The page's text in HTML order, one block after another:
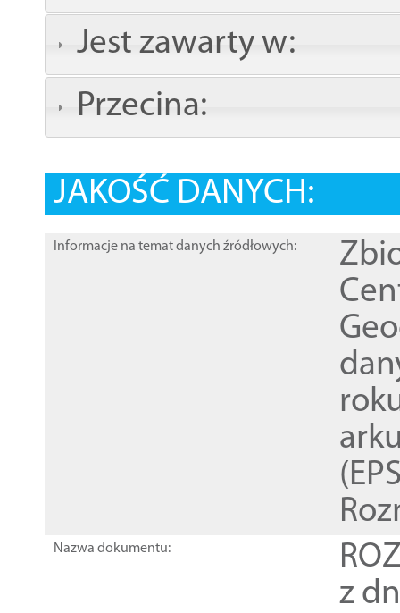
Jest zawarty w:
Przecina:
JAKOŚĆ DANYCH:
Informacje na temat danych źródłowych:
Nazwa dokumentu:
z